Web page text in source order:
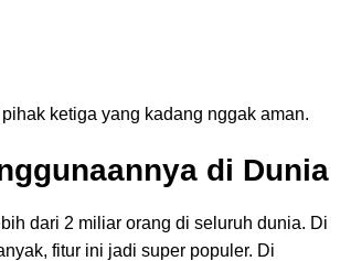
ketiga yang kadang nggak aman.
di Dunia
dari 2 miliar orang di seluruh dunia. Di
fitur ini jadi super populer. Di